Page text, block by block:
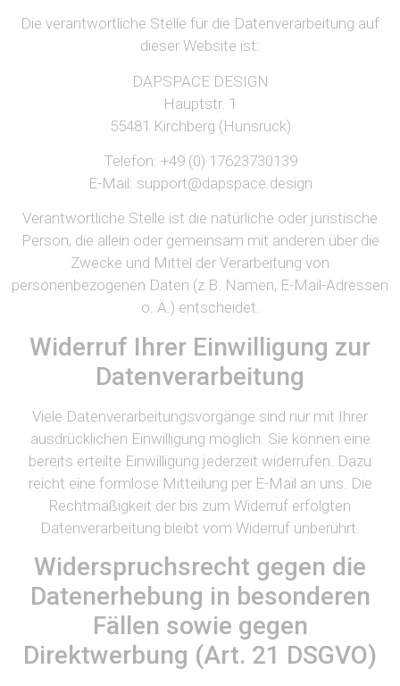
Die verantwortliche Stelle für die Datenverarbeitung auf
dieser Website ist:
DAPSPACE DESIGN
Hauptstr. 1
55481 Kirchberg (Hunsrück)
Telefon: +49 (0) 17623730139
E-Mail: support@dapspace.design
Verantwortliche Stelle ist die natürliche oder juristische
Person, die allein oder gemeinsam mit anderen über die
Zwecke und Mittel der Verarbeitung von
personenbezogenen Daten (z.B. Namen, E-Mail-Adressen
o. Ä.) entscheidet.
Widerruf Ihrer Einwilligung zur
Datenverarbeitung
Viele Datenverarbeitungsvorgänge sind nur mit Ihrer
ausdrücklichen Einwilligung möglich. Sie können eine
bereits erteilte Einwilligung jederzeit widerrufen. Dazu
reicht eine formlose Mitteilung per E-Mail an uns. Die
Rechtmäßigkeit der bis zum Widerruf erfolgten
Datenverarbeitung bleibt vom Widerruf unberührt.
Widerspruchsrecht gegen die
Datenerhebung in besonderen
Fällen sowie gegen
Direktwerbung (Art. 21 DSGVO)